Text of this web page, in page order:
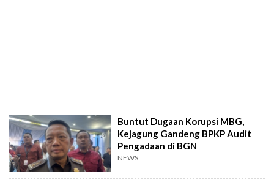
Buntut Dugaan Korupsi MBG,
Kejagung Gandeng BPKP Audit
Pengadaan di BGN
NEWS